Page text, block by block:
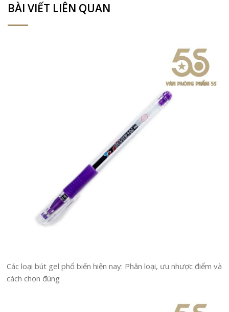
BÀI VIẾT LIÊN QUAN
Các loại bút gel phổ biến hiện nay: Phân loại, ưu nhược điểm và
cách chọn đúng